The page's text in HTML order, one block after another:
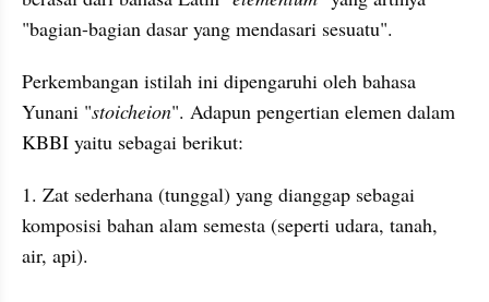
"bagian-bagian dasar yang mendasari sesuatu".
Perkembangan istilah ini dipengaruhi oleh bahasa
Yunani "stoicheion". Adapun pengertian elemen dalam
KBBI yaitu sebagai berikut:
1. Zat sederhana (tunggal) yang dianggap sebagai
komposisi bahan alam semesta (seperti udara, tanah,
air, api).